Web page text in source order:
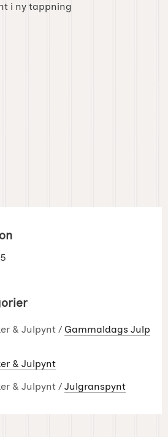
i ny tappning
& Julpynt / Gammaldags Julp
& Julpynt
& Julpynt / Julgranspynt